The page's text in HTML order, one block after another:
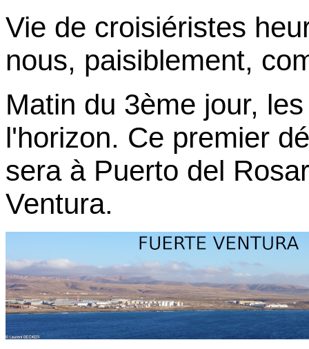
Vie de croisiéristes
nous, paisiblement,
Matin du 3ème jour,
l'horizon. Ce premier
sera à Puerto del
Ventura.